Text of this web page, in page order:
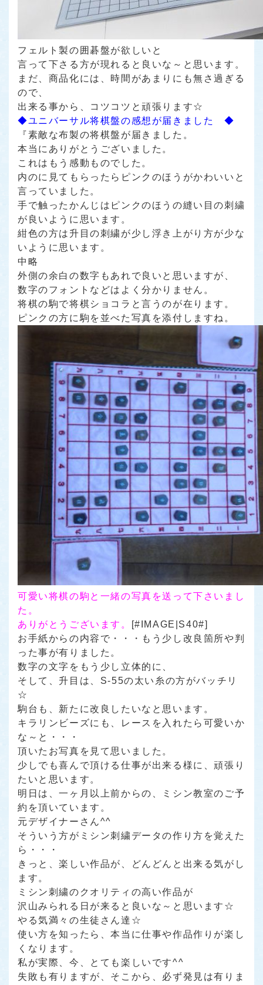
フェルト製の囲碁盤が欲しいと
言って下さる方が現れると良いな～と思います。
まだ、商品化には、時間があまりにも無さ過ぎる
ので、
出来る事から、コツコツと頑張ります☆
◆ユニバーサル将棋盤の感想が届きました ◆
『素敵な布製の将棋盤が届きました。
本当にありがとうございました。
これはもう感動ものでした。
内のに見てもらったらピンクのほうがかわいいと
言っていました。
手で触ったかんじはピンクのほうの縫い目の刺繍
が良いように思います。
紺色の方は升目の刺繍が少し浮き上がり方が少な
いように思います。
中略
外側の余白の数字もあれで良いと思いますが、
数字のフォントなどはよく分かりません。
将棋の駒で将棋ショコラと言うのが在ります。
ピンクの方に駒を並べた写真を添付しますね。
可愛い将棋の駒と一緒の写真を送って下さいまし
た。
ありがとうございます。
[#IMAGE|S40#]
お手紙からの内容で・・・もう少し改良箇所や判
った事が有りました。
数字の文字をもう少し立体的に、
そして、升目は、S-55の太い糸の方がバッチリ
☆
駒台も、新たに改良したいなと思います。
キラリンビーズにも、レースを入れたら可愛いか
な～と・・・
頂いたお写真を見て思いました。
少しでも喜んで頂ける仕事が出来る様に、頑張り
たいと思います。
明日は、一ヶ月以上前からの、ミシン教室のご予
約を頂いています。
元デザイナーさん^^
そういう方がミシン刺繍データの作り方を覚えた
ら・・・
きっと、楽しい作品が、どんどんと出来る気がし
ます。
ミシン刺繍のクオリティの高い作品が
沢山みられる日が来ると良いな～と思います☆
やる気満々の生徒さん達☆
使い方を知ったら、本当に仕事や作品作りが楽し
くなります。
私が実際、今、とても楽しいです^^
失敗も有りますが、そこから、必ず発見は有りま